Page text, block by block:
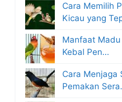
Cara Memilih
Kicau yang
Manfaat
Kebal Pen…
Cara Menjaga
Pemakan